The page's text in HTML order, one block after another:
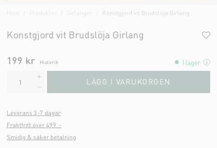
Hem Produkter Konstgjord vit Brudslöja Girlang
Konstgjord vit Brudslöja Girlang
199 kr Historik I lager
LÄGG I VARUKORGEN
Leverans 3-7 dagar
Fraktfritt över 499 :-
Smidig & säker betalning